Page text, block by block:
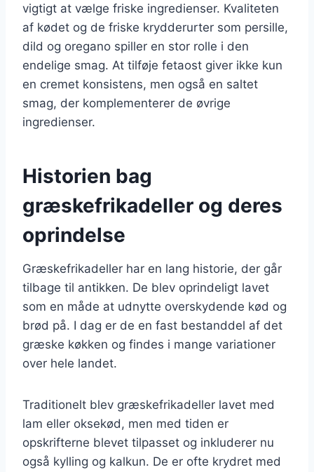
vigtigt at vælge friske ingredienser. Kvaliteten
af kødet og de friske krydderurter som persille,
dild og oregano spiller en stor rolle i den
endelige smag. At tilføje fetaost giver ikke kun
en cremet konsistens, men også en saltet
smag, der komplementerer de øvrige
ingredienser.
Historien bag
græskefrikadeller og deres
oprindelse
Græskefrikadeller har en lang historie, der går
tilbage til antikken. De blev oprindeligt lavet
som en måde at udnytte overskydende kød og
brød på. I dag er de en fast bestanddel af det
græske køkken og findes i mange variationer
over hele landet.
Traditionelt blev græskefrikadeller lavet med
lam eller oksekød, men med tiden er
opskrifterne blevet tilpasset og inkluderer nu
også kylling og kalkun. De er ofte krydret med